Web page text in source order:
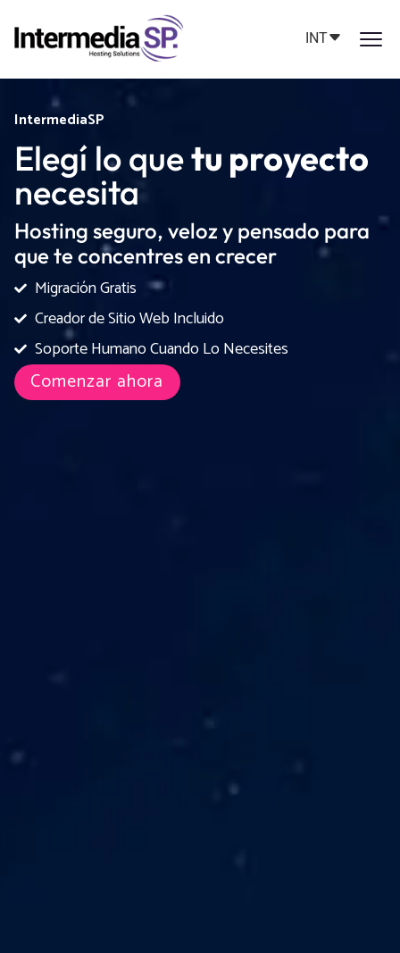
INT
IntermediaSP
Elegí lo quetu proyecto
necesita
Hosting seguro, veloz y pensado para
que te concentres en crecer
Migración Gratis
Creador de Sitio Web Incluido
Soporte Humano Cuando Lo Necesites
Comenzar ahora